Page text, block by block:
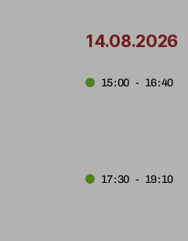
14.08.2026
15:00 - 16:40
17:30 - 19:10